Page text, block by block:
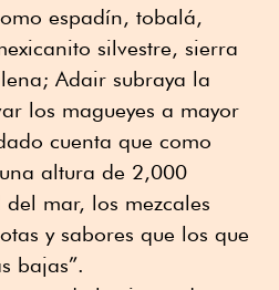
espadín, tobalá,
silvestre, sierra
Adair subraya la
los magueyes a mayor
cuenta que como
altura de 2,000
mar, los mezcales
y sabores que los que
bajas”.